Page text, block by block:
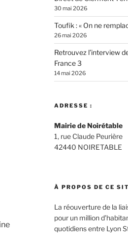
30 mai 2026
Toufik : « On ne
26 mai 2026
Retrouvez l’interview
France 3
14 mai 2026
ADRESSE :
Mairie de Noirétable
1, rue Claude Peurière
42440 NOIRETABLE
À PROPOS DE CE
La réouverture de la
pour un million
quotidiens entre Lyon